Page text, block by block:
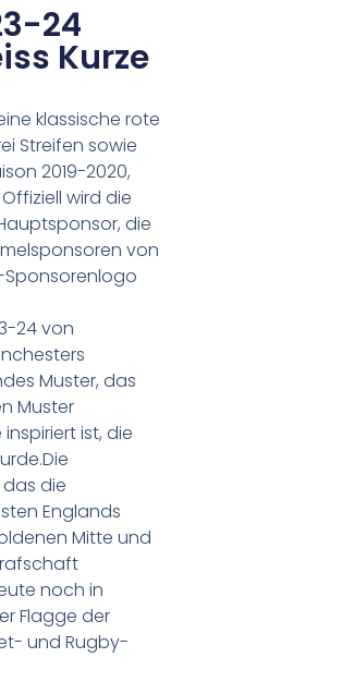
24
Kurze
klassische rote
Streifen sowie
2019-2020,
wird die
die
von
Sponsorenlogo
24 von
Muster, das
Muster
ist, die
die
Englands
Mitte und
noch in
Flagge der
und Rugby-